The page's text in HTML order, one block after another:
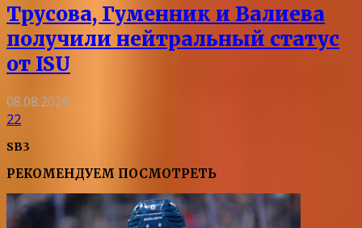
Трусова, Гуменник и Валиева
получили нейтральный статус
от ISU
08.08.2026
22
SB3
РЕКОМЕНДУЕМ ПОСМОТРЕТЬ